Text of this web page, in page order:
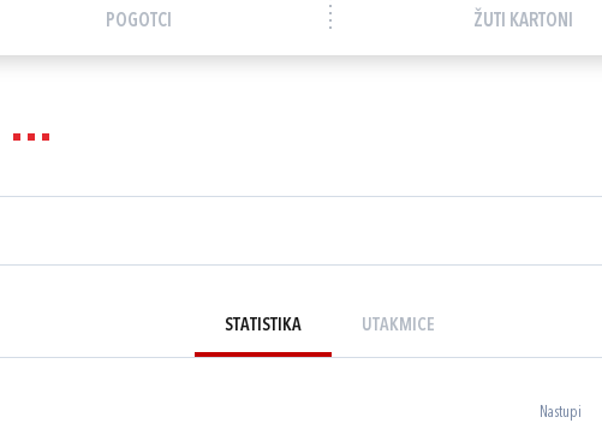
POGOTCI ŽUTI KARTONI
STATISTIKA UTAKMICE
Nastupi